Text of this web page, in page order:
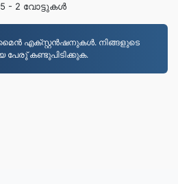
- 2 വോട്ടുകൾ
എക്സ്റ്റന്‍ഷനുകള്‍. നിങ്ങളുടെ
പേരു് കണ്ടുപിടിക്കുക.